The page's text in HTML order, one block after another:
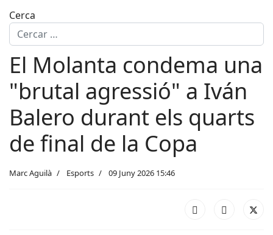
Cerca
El Molanta condema una
"brutal agressió" a Iván
Balero durant els quarts
de final de la Copa
Marc Aguilà Esports 09 Juny 2026 15:46